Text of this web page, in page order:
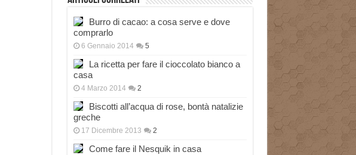
Burro di cacao: a cosa serve e dove
comprarlo
6 Gennaio 2014 5
La ricetta per fare il cioccolato bianco a
casa
4 Marzo 2014 2
Biscotti all’acqua di rose, bontà natalizie
greche
17 Dicembre 2013 2
Come fare il Nesquik in casa